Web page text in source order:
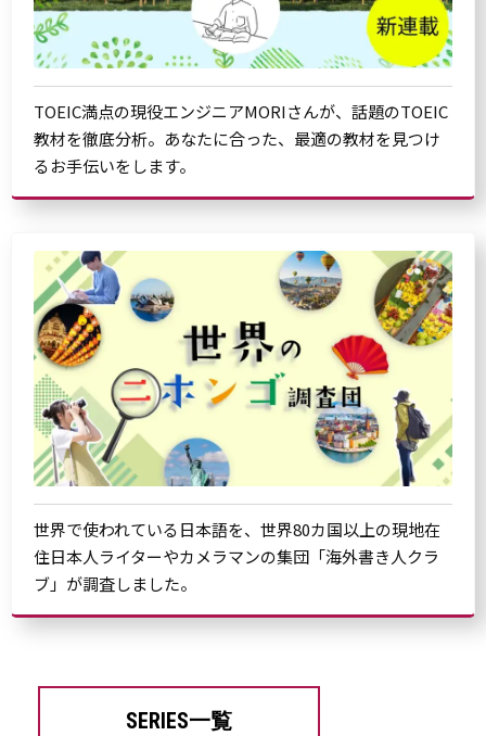
TOEIC満点の現役エンジニアMORIさんが、話題のTOEIC
教材を徹底分析。あなたに合った、最適の教材を見つけ
るお手伝いをします。
世界で使われている日本語を、世界80カ国以上の現地在
住日本人ライターやカメラマンの集団「海外書き人クラ
ブ」が調査しました。
SERIES一覧